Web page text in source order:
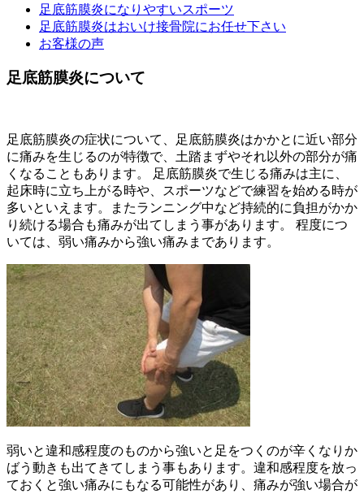
足底筋膜炎になりやすいスポーツ
足底筋膜炎はおいけ接骨院にお任せ下さい
お客様の声
足底筋膜炎について
足底筋膜炎の症状について、足底筋膜炎はかかとに近い部分
に痛みを生じるのが特徴で、土踏まずやそれ以外の部分が痛
くなることもあります。 足底筋膜炎で生じる痛みは主に、
起床時に立ち上がる時や、スポーツなどで練習を始める時が
多いといえます。またランニング中など持続的に負担がかか
り続ける場合も痛みが出てしまう事があります。 程度につ
いては、弱い痛みから強い痛みまであります。
弱いと違和感程度のものから強いと足をつくのが辛くなりか
ばう動きも出てきてしまう事もあります。違和感程度を放っ
ておくと強い痛みにもなる可能性があり、痛みが強い場合が